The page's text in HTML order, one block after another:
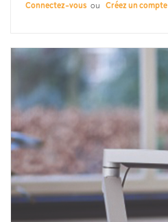
Connectez-vous ou Créez un compte